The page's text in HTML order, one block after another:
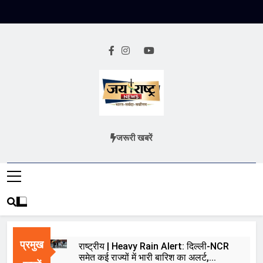
Jai Rashtra
हिंदी समाचार
जरूरी खबरें
प्रमुख
राष्ट्रीय | Heavy Rain Alert: दिल्ली-NCR
समेत कई राज्यों में भारी बारिश का अलर्ट,